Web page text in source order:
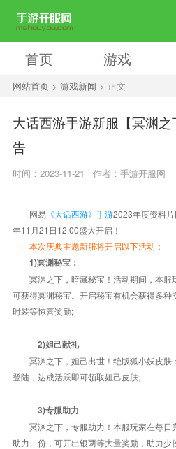
首页 游戏
网站首页> 游戏新闻 > 正文
大话西游手游新服【冥渊
告
时间：2023-11-21 作者：手游开服网
网易《大话西游》手游2023年度资料
年11月21日12:00盛大开启！
本次庆典主题新服将开启以下活动：
1)冥渊秘宝：
冥渊之下，暗藏秘宝！活动期间，本服
可获得冥渊秘宝。开启秘宝有机会获得多
时装等惊喜奖励;
2)妲己献礼
冥渊之下，妲己出世！绝版狐小妖皮肤
登陆，达成活跃即可领取妲己皮肤;
3)专服助力
冥渊之下，专服助力！本服玩家在每日
助力一份，可开出银两等大量奖励，助力少